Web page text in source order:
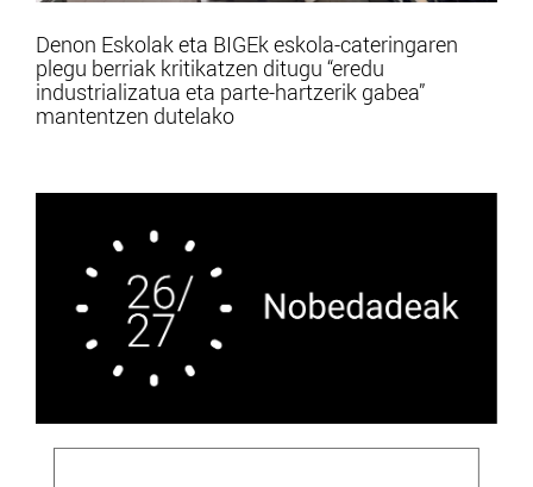
Denon Eskolak eta BIGEk eskola-cateringaren
plegu berriak kritikatzen ditugu “eredu
industrializatua eta parte-hartzerik gabea”
mantentzen dutelako